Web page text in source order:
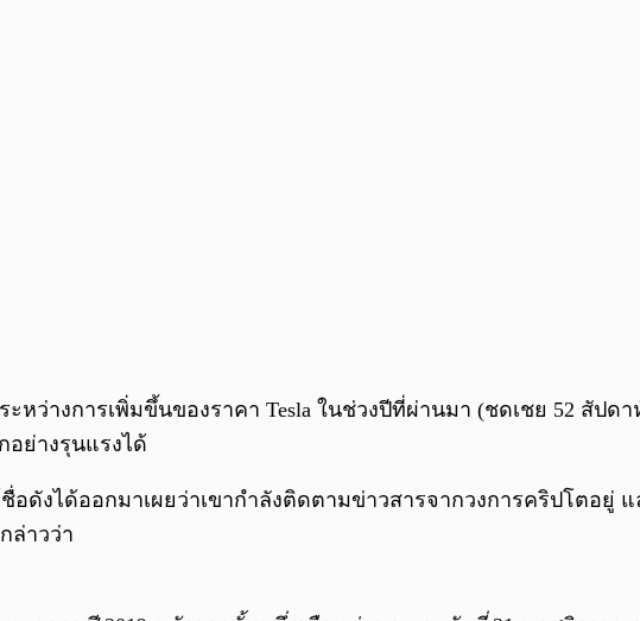
ะหว่างการเพิ่มขึ้นของราคา Tesla ในช่วงปีที่ผ่านมา (ชดเชย 52 สั
ย่างรุนแรงได้
อดังได้ออกมาเผยว่าเขากำลังติดตามข่าวสารจากวงการคริปโตอยู่
ล่าวว่า